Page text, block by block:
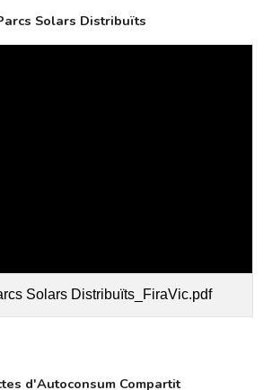
Solars Distribuïts
Solars Distribuïts_FiraVic.pdf
d'Autoconsum Compartit